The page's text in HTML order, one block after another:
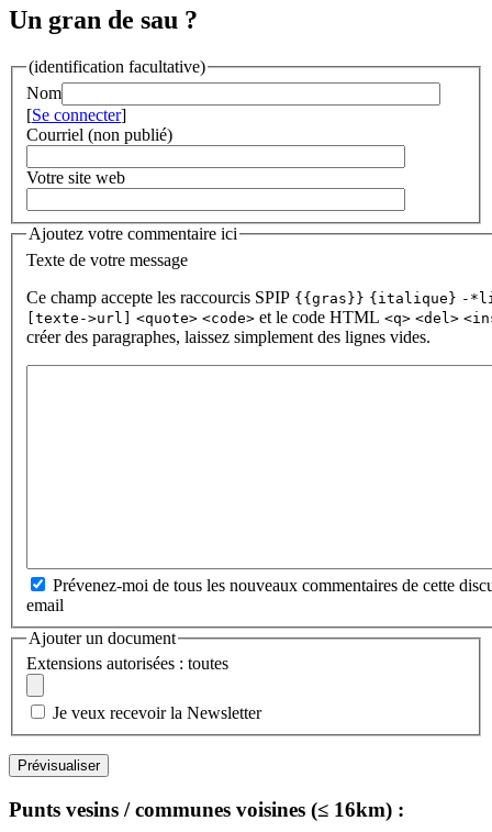
Un gran de sau ?
(identification facultative)
Nom
[Se connecter]
Courriel (non publié)
Votre site web
Ajoutez votre commentaire ici
Texte de votre message
Ce champ accepte les raccourcis SPIP {{gras}} {italique} -
[texte->url] <quote> <code> et le code HTML <q> <del>
créer des paragraphes, laissez simplement des lignes vides.
Prévenez-moi de tous les nouveaux commentaires de cette
email
Ajouter un document
Extensions autorisées : toutes
Je veux recevoir la Newsletter
Punts vesins / communes voisines (≤ 16km) :